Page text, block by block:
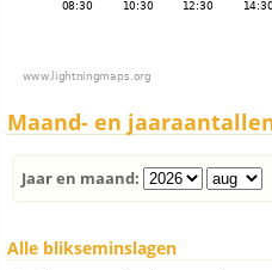
Maand- en
Jaar en maand:
Alle blikseminslagen